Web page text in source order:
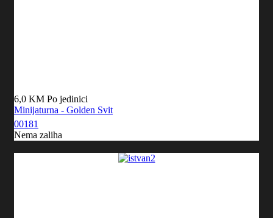
6,0 KM Po jedinici
Minijaturna - Golden Svit
00181
Nema zaliha